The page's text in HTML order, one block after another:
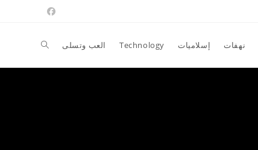
نهفات إسلاميات Technology العب وتسلى Toggle